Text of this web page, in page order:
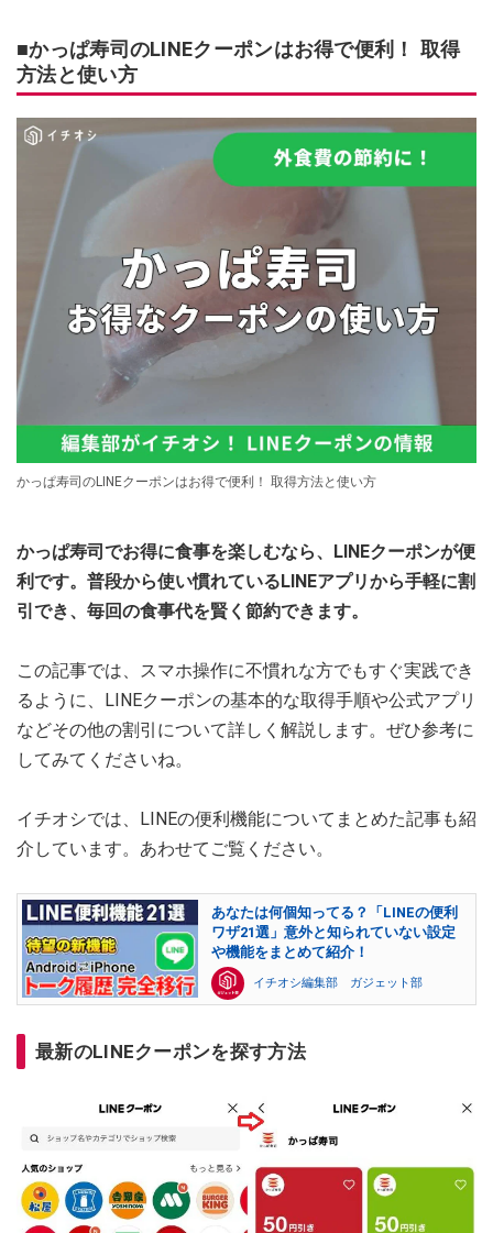
■かっぱ寿司のLINEクーポンはお得で便利！ 取得
方法と使い方
かっぱ寿司のLINEクーポンはお得で便利！ 取得方法と使い方
かっぱ寿司でお得に食事を楽しむなら、LINEクーポンが便
利です。普段から使い慣れているLINEアプリから手軽に割
引でき、毎回の食事代を賢く節約できます。
この記事では、スマホ操作に不慣れな方でもすぐ実践でき
るように、LINEクーポンの基本的な取得手順や公式アプリ
などその他の割引について詳しく解説します。ぜひ参考に
してみてくださいね。
イチオシでは、LINEの便利機能についてまとめた記事も紹
介しています。あわせてご覧ください。
あなたは何個知ってる？「LINEの便利
ワザ21選」意外と知られていない設定
や機能をまとめて紹介！
イチオシ編集部 ガジェット部
最新のLINEクーポンを探す方法